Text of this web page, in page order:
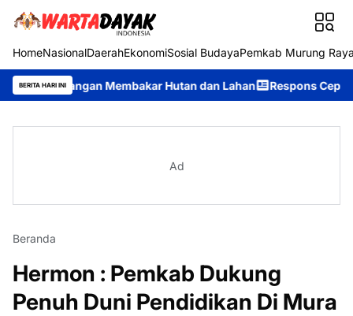
HomeNasionalDaerahEkonomiSosial BudayaPemkab Murung
BERITA HARI INIMembakar Hutan dan Lahan Respons Cepat
Ad
Beranda
Hermon : Pemkab Dukung
Penuh Duni Pendidikan Di Mura